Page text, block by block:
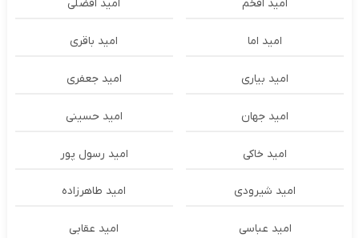
امید افخم امید افضلی
امید اما امید باقری
امید بیاری امید جعفری
امید جهان امید حسینی
امید خاکی امید رسول پور
امید شیرودی امید طاهرزاده
امید عباسی امید عقابی